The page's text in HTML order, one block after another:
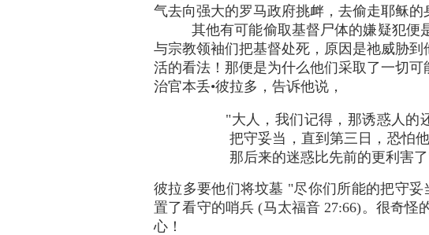
气去向强大的罗马政府挑衅，去偷走耶稣的
其他有可能偷取基督尸体的嫌疑犯便
与宗教领袖们把基督处死，原因是祂威胁
活的看法！那便是为什么他们采取了一切
治官本丢•彼拉多，告诉他说，
"大人，我们记得，那诱惑人的
把守妥当，直到第三日，恐怕
那后来的迷惑比先前的更利害了
彼拉多要他们将坟墓 "尽你们所能的把守
置了看守的哨兵 (马太福音 27:66)。很奇
心！